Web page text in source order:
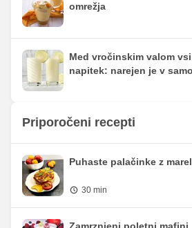
omrežja
Med vročinskim valom
napitek: narejen je v
Priporočeni recepti
Puhaste palačinke z
30 min